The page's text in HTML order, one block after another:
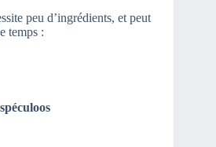
peu d’ingrédients, et peut
temps :